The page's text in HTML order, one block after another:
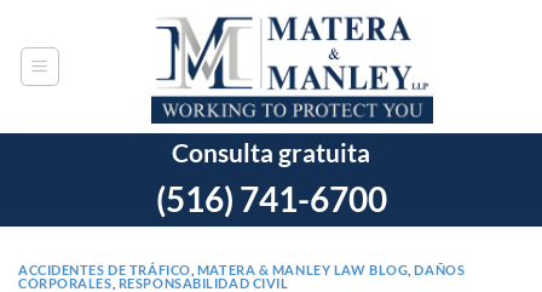
contenido
Consulta gratuita
(516) 741-6700
ACCIDENTES DE TRÁFICO MATERA & MANLEY LAW BLOG ,DAÑOS
CORPORALES RESPONSABILIDAD CIVIL